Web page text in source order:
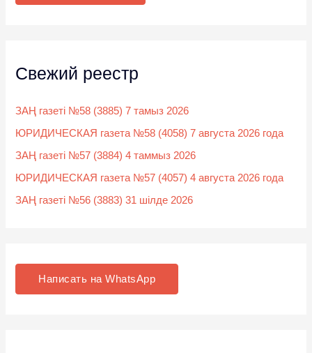
Свежий реестр
ЗАҢ газеті №58 (3885) 7 тамыз 2026
ЮРИДИЧЕСКАЯ газета №58 (4058) 7 августа 2026 года
ЗАҢ газеті №57 (3884) 4 таммыз 2026
ЮРИДИЧЕСКАЯ газета №57 (4057) 4 августа 2026 года
ЗАҢ газеті №56 (3883) 31 шілде 2026
Написать на WhatsApp